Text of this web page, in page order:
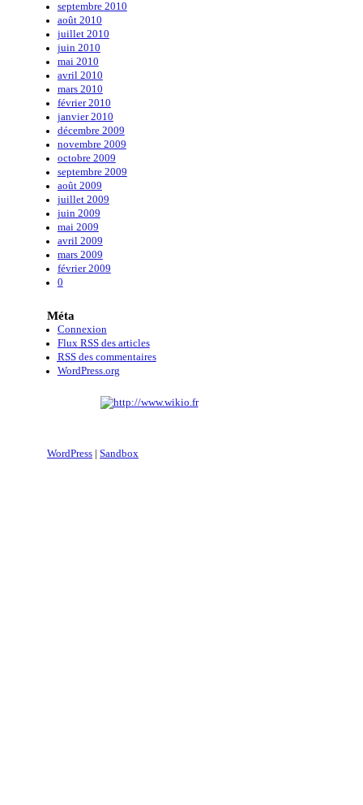
septembre 2010
août 2010
juillet 2010
juin 2010
mai 2010
avril 2010
mars 2010
février 2010
janvier 2010
décembre 2009
novembre 2009
octobre 2009
septembre 2009
août 2009
juillet 2009
juin 2009
mai 2009
avril 2009
mars 2009
février 2009
0
Méta
Connexion
Flux RSSdes articles
RSSdes commentaires
WordPress.org
WordPress Sandbox